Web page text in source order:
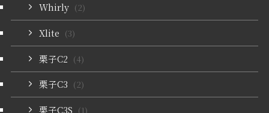
Whirly (2)
Xlite (3)
栗子C2 (4)
栗子C3 (2)
栗子C3S (1)